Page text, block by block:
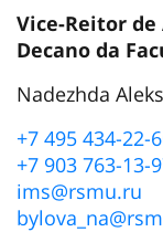
Vice-Reitor
Decano da
Nadezhda
+7 495 434-22-
+7 903 763-13-
ims@rsmu.ru